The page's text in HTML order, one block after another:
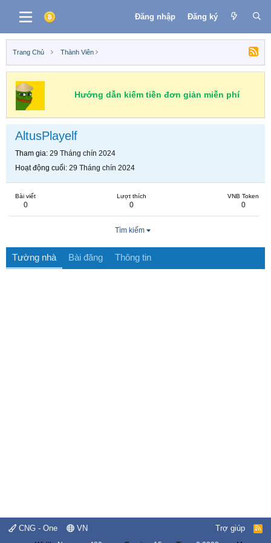
Đăng nhập Đăng ký
Trang Chủ Thành Viên
Hướng dẫn kiếm tiền đơn giản miễn phí
AltusPlayelf
Tham gia 29 Tháng chín 2024
Hoạt động cuối 29 Tháng chín 2024
Bài viết
0
Lượt thích
0
VNB Token
0
Tìm kiếm
Tường nhà Bài đăng Thông tin
CNG - One VN Trợ giúp
R